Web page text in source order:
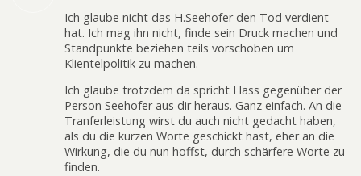
Ich glaube nicht das H.Seehofer den Tod verdient
hat. Ich mag ihn nicht, finde sein Druck machen und
Standpunkte beziehen teils vorschoben um
Klientelpolitik zu machen.
Ich glaube trotzdem da spricht Hass gegenüber der
Person Seehofer aus dir heraus. Ganz einfach. An die
Tranferleistung wirst du auch nicht gedacht haben,
als du die kurzen Worte geschickt hast, eher an die
Wirkung, die du nun hoffst, durch schärfere Worte zu
finden.